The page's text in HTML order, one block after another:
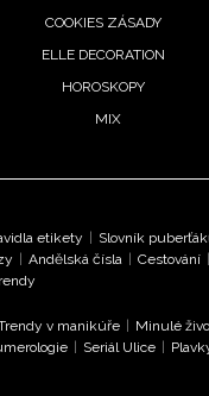
COOKIES ZÁSADY
ELLE DECORATION
HOROSKOPY
MIX
etikety | Slovník
| Andělská čísla | Cestování |
v manikúře | Minulé
| Seriál Ulice |